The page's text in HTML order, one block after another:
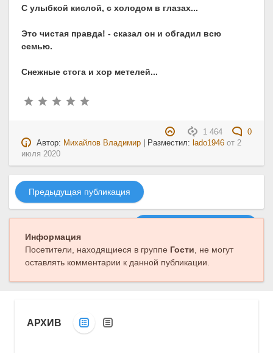
С улыбкой кислой, с холодом в глазах...
Это чистая правда! - сказал он и обгадил всю
семью.
Снежные стога и хор метелей...
1 464
0
Автор: Михайлов Владимир | Разместил: lado1946 от2
июля 2020
Предыдущая публикация
Информация
Посетители, находящиеся в группе Гости , не могут
оставлять комментарии к данной публикации.
АРХИВ